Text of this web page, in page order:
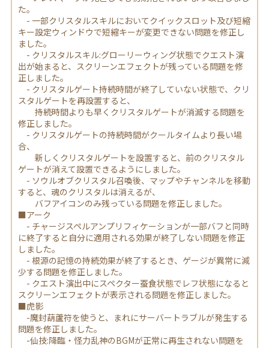
た。
- 一部クリスタルスキルにおいてクイックスロット及び短縮
キー設定ウィンドウで短縮キーが変更できない問題を修正し
ました。
- クリスタルスキル:グローリーウィング状態でクエスト演
出が始まると、スクリーンエフェクトが残っている問題を修
正しました。
- クリスタルゲート持続時間が終了していない状態で、クリ
スタルゲートを再設置すると、
持続時間よりも早くクリスタルゲートが消滅する問題を
修正しました。
- クリスタルゲートの持続時間がクールタイムより長い場
合、
新しくクリスタルゲートを設置すると、前のクリスタル
ゲートが消えて設置できるようにしました。
- ソウルオブクリスタル召喚後、マップやチャンネルを移動
すると、魂のクリスタルは消えるが、
バフアイコンのみ残っている問題を修正しました。
■アーク
- チャージスペルアンプリフィケーションが一部バフと同時
に終了すると自分に適用される効果が終了しない問題を修正
しました。
- 根源の記憶の持続効果が終了するとき、ゲージが異常に減
少する問題を修正しました。
- クエスト演出中にスペクター蚕食状態でレフ状態になると
スクリーンエフェクトが表示される問題を修正しました。
■虎影
-魔封葫蘆符を使うと、まれにサーバートラブルが発生する
問題を修正しました。
-仙技:降臨・怪力乱神のBGMが正常に再生されない問題を